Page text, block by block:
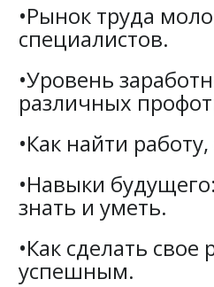
•Рынок труда
специалистов.
•Уровень
различных
•Как найти
•Навыки
знать и уметь.
•Как сделать свое
успешным.